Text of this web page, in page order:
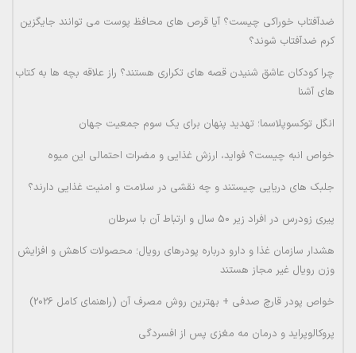
ضدآفتاب خوراکی چیست؟ آیا قرص های محافظ پوست می توانند جایگزین
کرم ضدآفتاب شوند؟
چرا کودکان عاشق شنیدن قصه های تکراری هستند؟ راز علاقه بچه ها به کتاب
های آشنا
انگل توکسوپلاسما؛ تهدید پنهان برای یک سوم جمعیت جهان
خواص انبه چیست؟ فواید، ارزش غذایی و مضرات احتمالی این میوه
جلبک های دریایی چیستند و چه نقشی در سلامت و امنیت غذایی دارند؟
پیری زودرس در افراد زیر 50 سال و ارتباط آن با سرطان
هشدار سازمان غذا و دارو درباره پودرهای رویال؛ محصولات کاهش و افزایش
وزن رویال غیر مجاز هستند
خواص پودر قارچ صدفی + بهترین روش مصرف آن (راهنمای کامل 2026)
پروکالوپراید و درمان مه مغزی پس از افسردگی